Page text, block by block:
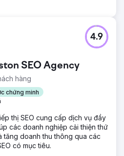
SEO Agency
hàng
chứng minh
4.9
thị SEO cung cấp dịch vụ đầy
các doanh nghiệp cải thiện thứ
tăng doanh thu thông qua các
có mục tiêu.